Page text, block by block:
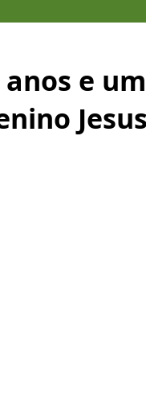
anos e
Jesus